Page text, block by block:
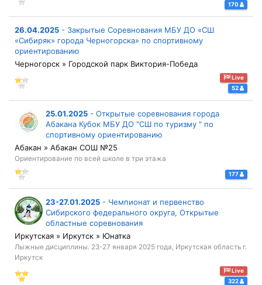
170
26.04.2025 - Закрытые Соревнования МБУ ДО «СШ
«Сибиряк» города Черногорска» по спортивному
ориентированию
Черногорск » Городской парк Виктория-Победа
Live
52
25.01.2025 - Открытые соревнования города
Абакана Кубок МБУ ДО "СШ по туризму " по
спортивному ориентированию
Абакан » Абакан СОШ №25
Ориентирование по всей школе в три этажа
177
23-27.01.2025 - Чемпионат и первенство
Сибирского федерального округа, Открытые
областные соревнования
Иркутская » Иркутск » Юнатка
Лыжные дисциплины. 23-27 января 2025 года, Иркутская область г.
Иркутск
Live
322